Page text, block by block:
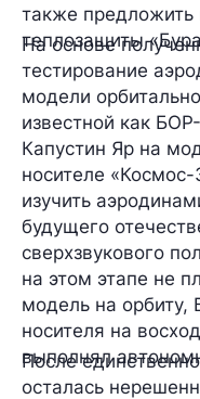
также
теплозащиты
На основе
тестирование
модели
известной как
Капустин Яр на
носителе
изучить
будущего
сверхзвукового
на этом этапе не
модель на орбиту,
носителя на
выполнял
После
осталась